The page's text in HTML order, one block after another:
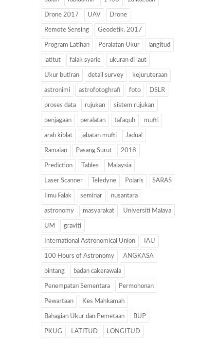
Drone 2017 UAV Drone
Remote Sensing Geodetik. 2017
Program Latihan Peralatan Ukur langitud
latitut falak syarie ukuran di laut
Ukur butiran detail survey kejuruteraan
astronimi astrofotoghrafi foto DSLR
proses data rujukan sistem rujukan
penjagaan peralatan tafaquh mufti
arah kiblat jabatan mufti Jadual
Ramalan Pasang Surut 2018
Prediction Tables Malaysia
Laser Scanner Teledyne Polaris SARAS
Ilmu Falak seminar nusantara
astronomy masyarakat Universiti Malaya
UM graviti
International Astronomical Union IAU
100 Hours of Astronomy ANGKASA
bintang badan cakerawala
Penempatan Sementara Permohonan
Pewartaan Kes Mahkamah
Bahagian Ukur dan Pemetaan BUP
PKUG LATITUD LONGITUD